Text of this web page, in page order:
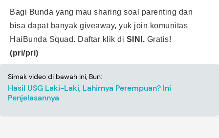
Bagi Bunda yang mau sharing soal parenting dan
bisa dapat banyak giveaway, yuk join komunitas
HaiBunda Squad. Daftar klik di SINI. Gratis!
(pri/pri)
Simak video di bawah ini, Bun:
Hasil USG Laki-Laki, Lahirnya Perempuan? Ini
Penjelasannya